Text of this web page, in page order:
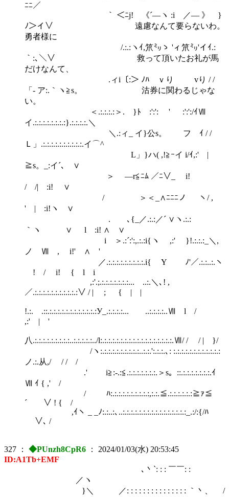
ﾆﾆ／
｀ ＜ﾆj! 《´―ヽ :i ／― 》 }
ﾉ＞イ∨ 遠慮なんて要らないわ。
勇者様に
/.:.:ヽｲ,笊㍉ゝ 'ィ笊㍉'イｲ.:
｀:､＼∨ 救って頂いたお礼が馬
だけなんて、
.ィi〔:＞ ﾉﾊ ｖり vり / /
「- ア:.｀ヽ≧s。 沽券に関わるじゃな
い。
＜.:.:.:.:＞.ゝ}ﾄゝ:':': ' :':':/ｲⅦ
イ.:.:.:.:.:.:.:.:}.:.:.:.:.＼
＼.:ィ_ イ}公s。ゝ フ ｲ / /
Ｌ」.:.:.:.:.:.:.:.:.:.:.イ⌒^
L」}ハ( ,!≧ｰイ i/ｲ,:' |
≧s。_:イ´､ ∨
＞ ―r≦ﾆﾑ ／ﾆ∨_ i!
/ /| :i! ∨
/ ＞＜_∧ﾆﾆﾆノ ￣ ヽ/ ,
' | :i!ヽ ∨
. ､{_／.:.:／´ ∨ヽ.:.:
｀ヽ ∨ l :i! ∧ ∨
i ＞.:´:':,.:.:i{ヽ ,:' }!.:.:.:_＼,
ノ Ⅶ , i!' ∧ '
／.:.:.:.:.:.:.:.:.:.i{ Y ﾉ'／.:.:..:.ヽ
! / i! { l i
,:'.;.:.:.:.:.:.:.:... ..:.＼､! ,
／.:.:.:.:.:.:.:.:.:.:.:∨ / | ; { | |
!.:.ゝ.::.:.:.:.:.:.:.:.:.:.:.:.:У_.:.:.:.:... ..:.:.:.:..Ⅶ l /
,:' | '
八.:.:.:.:.:.:.:.:.:..:.:.:.:.:../l:.:.:.:.:.:.:.:.:.:.:.:.:.:.:.:.:.:.Ⅶ/ / / | }/
/ヽ:.:.:.:.:.:.:.:.:.:..:.:.':.:.:.､: :.:.:.:.:.:.:.:.:.:.:.:
ノ.:.从,/ / / /
.' i≧:-.:≦.:.:.:.:.:.:.:.＞s。::.:.:.:.:.:.:.:.ｲ
Ⅶ ｲ { ,' /
/ ﾊ:.:.:.:.:.:.:.:.:.:,:.:.≦.:.:.:.:.:.:≧ｧ≦
´ ∨ ! { /
,ｲヽ _ _ﾉ:.:..:､..:.:.:.:.:.:.:.:.:.:.:.:.:.:.:.:_.:/:{/ﾊ
∨､ /
327 ： ◆PUnzh8CpR6 ： 2024/01/03(水) 20:53:45
ID:A1Tb+EMF
､丶`: : : ￣￣: :
／ヽ
}＼ ／: : : : : : : : : : : : : : : ｀丶、 /